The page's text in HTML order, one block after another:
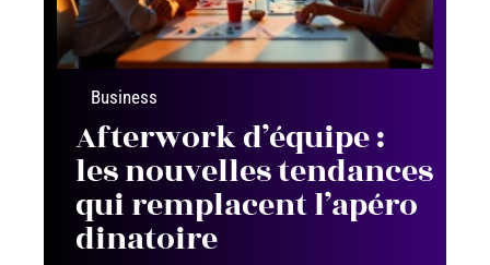
Business
Afterwork d’équipe :
les nouvelles tendances
qui remplacent l’apéro
dinatoire